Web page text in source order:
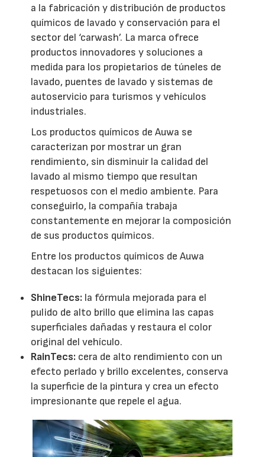
a la fabricación y distribución de productos
químicos de lavado y conservación para el
sector del ‘carwash’. La marca ofrece
productos innovadores y soluciones a
medida para los propietarios de túneles de
lavado, puentes de lavado y sistemas de
autoservicio para turismos y vehículos
industriales.
Los productos químicos de Auwa se
caracterizan por mostrar un gran
rendimiento, sin disminuir la calidad del
lavado al mismo tiempo que resultan
respetuosos con el medio ambiente. Para
conseguirlo, la compañía trabaja
constantemente en mejorar la composición
de sus productos químicos.
Entre los productos químicos de Auwa
destacan los siguientes:
ShineTecs: la fórmula mejorada para el
pulido de alto brillo que elimina las capas
superficiales dañadas y restaura el color
original del vehículo.
RainTecs: cera de alto rendimiento con un
efecto perlado y brillo excelentes, conserva
la superficie de la pintura y crea un efecto
impresionante que repele el agua.